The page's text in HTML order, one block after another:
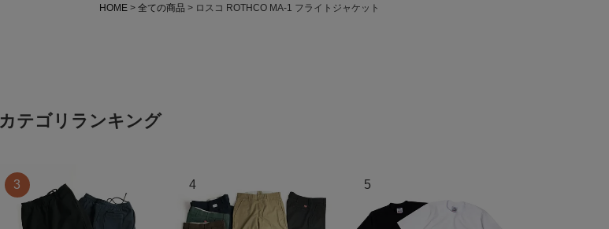
HOME
全ての商品 ロスコ ROTHCO MA-1 フライトジャケット
カテゴリランキング